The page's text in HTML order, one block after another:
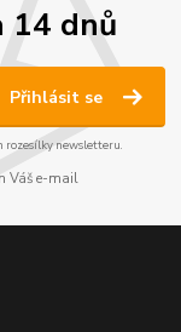
14 dnů
Přihlásit se
rozesílky newsletteru.
Váš e-mail